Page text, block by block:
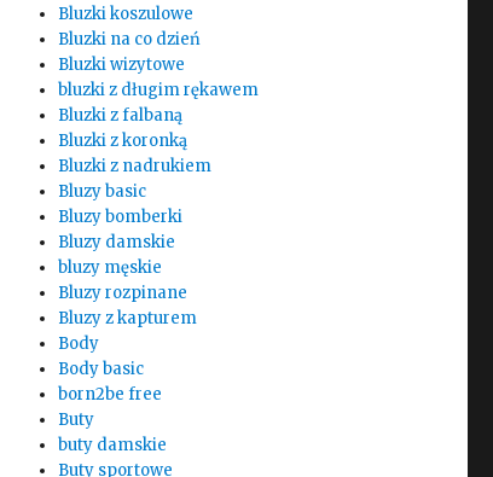
Bluzki koszulowe
Bluzki na co dzień
Bluzki wizytowe
bluzki z długim rękawem
Bluzki z falbaną
Bluzki z koronką
Bluzki z nadrukiem
Bluzy basic
Bluzy bomberki
Bluzy damskie
bluzy męskie
Bluzy rozpinane
Bluzy z kapturem
Body
Body basic
born2be free
Buty
buty damskie
Buty sportowe